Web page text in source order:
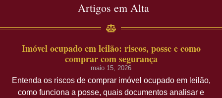
Artigos em Alta
Imóvel ocupado em leilão: riscos, posse e como
comprar com segurança
maio 15, 2026
Entenda os riscos de comprar imóvel ocupado em leilão,
como funciona a posse, quais documentos analisar e